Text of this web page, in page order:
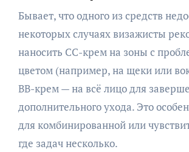
Бывает, что одного из средств
некоторых случаях визажисты
наносить CC-крем на зоны с
цветом (например, на щеки или
BB-крем — на всё лицо для
дополнительного ухода. Это
для комбинированной или
где задач несколько.